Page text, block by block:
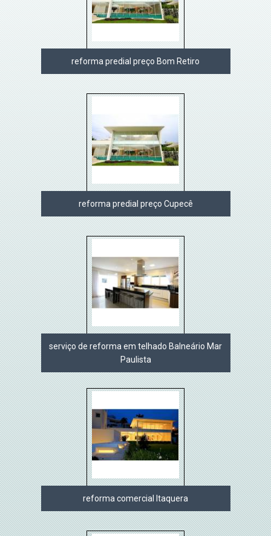
reforma predial preço Bom Retiro
reforma predial preço Cupecê
serviço de reforma em telhado Balneário Mar
Paulista
reforma comercial Itaquera